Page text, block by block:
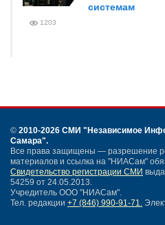
системам
1203
© 2010-2026 СМИ "Независимое
Самара".
Все права защищены — разрешение
материалов и ссылка на "НИАСам"
Свидетельство регистрации СМИ
54259 от 24.05.2013.
Учредитель ООО "НИАСам".
Тел. редакции +7 (846) 990-91-71.